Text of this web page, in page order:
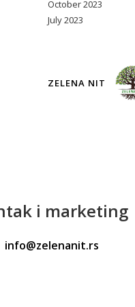
October 2023
July 2023
ZELENA NIT
i marketing
info@zelenanit.rs